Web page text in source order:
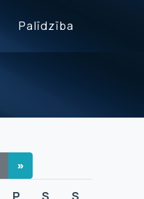
Palīdzība
»